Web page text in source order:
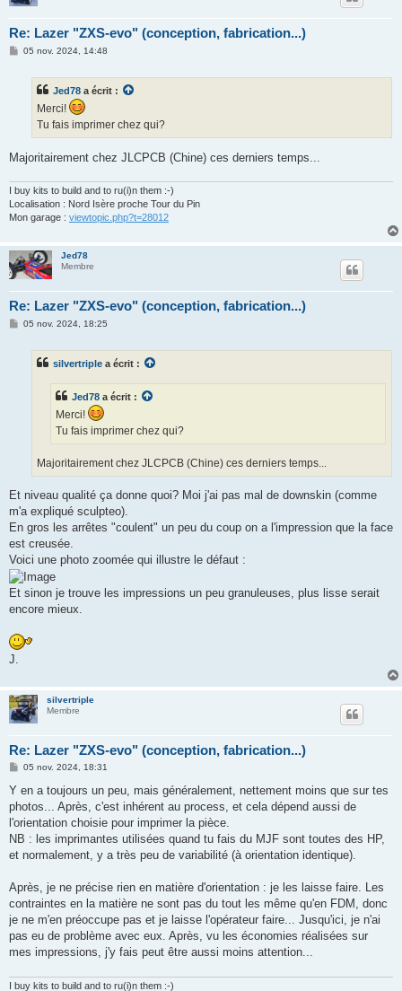
Re: Lazer "ZXS-evo" (conception, fabrication...)
M05 nov. 2024, 14:48
Jed78 a écrit :
Merci!
Tu fais imprimer chez qui?
Majoritairement chez JLCPCB (Chine) ces derniers temps...
I buy kits to build and to ru(i)n them :-)
Localisation : Nord Isère proche Tour du Pin
Mon garage : viewtopic.php?t=28012
Jed78
Membre
Re: Lazer "ZXS-evo" (conception, fabrication...)
M05 nov. 2024, 18:25
silvertriple a écrit :
Jed78 a écrit :
Merci!
Tu fais imprimer chez qui?
Majoritairement chez JLCPCB (Chine) ces derniers temps...
Et niveau qualité ça donne quoi? Moi j'ai pas mal de downskin (comme
m'a expliqué sculpteo).
En gros les arrêtes "coulent" un peu du coup on a l'impression que la face
est creusée.
Voici une photo zoomée qui illustre le défaut :
Et sinon je trouve les impressions un peu granuleuses, plus lisse serait
encore mieux.
J.
silvertriple
Membre
Re: Lazer "ZXS-evo" (conception, fabrication...)
M
s
a
g
05 nov. 2024, 18:31
Y en a toujours un peu, mais généralement, nettement moins que sur tes
photos... Après, c'est inhérent au process, et cela dépend aussi de
l'orientation choisie pour imprimer la pièce.
NB : les imprimantes utilisées quand tu fais du MJF sont toutes des HP,
et normalement, y a très peu de variabilité (à orientation identique).
Après, je ne précise rien en matière d'orientation : je les laisse faire. Les
contraintes en la matière ne sont pas du tout les même qu'en FDM, donc
je ne m'en préoccupe pas et je laisse l'opérateur faire... Jusqu'ici, je n'ai
pas eu de problème avec eux. Après, vu les économies réalisées sur
mes impressions, j'y fais peut être aussi moins attention...
I buy kits to build and to ru(i)n them :-)